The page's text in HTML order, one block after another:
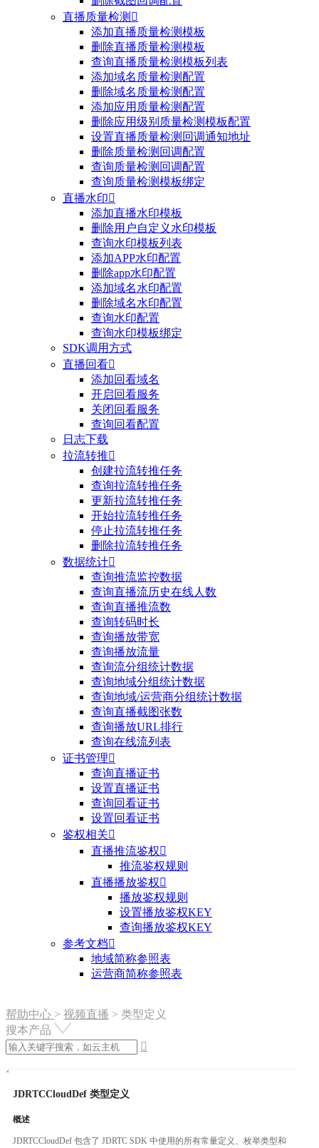
直播质量检测 
添加直播质量检测模板
删除直播质量检测模板
查询直播质量检测模板列表
添加域名质量检测配置
删除域名质量检测配置
添加应用质量检测配置
删除应用级别质量检测模板配置
设置直播质量检测回调通知地址
删除质量检测回调配置
查询质量检测回调配置
查询质量检测模板绑定
直播水印
添加直播水印模板
删除用户自定义水印模板
查询水印模板列表
添加APP水印配置
删除app水印配置
添加域名水印配置
删除域名水印配置
查询水印配置
查询水印模板绑定
SDK调用方式
直播回看
添加回看域名
开启回看服务
关闭回看服务
查询回看配置
日志下载
拉流转推
创建拉流转推任务
查询拉流转推任务
更新拉流转推任务
开始拉流转推任务
停止拉流转推任务
删除拉流转推任务
数据统计
查询推流监控数据
查询直播流历史在线人数
查询直播推流数
查询转码时长
查询播放带宽
查询播放流量
查询流分组统计数据
查询地域分组统计数据
查询地域/运营商分组统计数据
查询直播截图张数
查询播放URL排行
查询在线流列表
证书管理
查询直播证书
设置直播证书
查询回看证书
设置回看证书
鉴权相关
直播推流鉴权
推流鉴权规则
直播播放鉴权
播放鉴权规则
设置播放鉴权KEY
查询播放鉴权KEY
参考文档
地域简称参照表
运营商简称参照表
帮助中心 > 视频直播 > 类型定义
搜本产品

JDRTCCloudDef 类型定义
概述
JDRTCCloudDef 包含了 JDRTC SDK 中使用的所有常量定义、枚举类型和